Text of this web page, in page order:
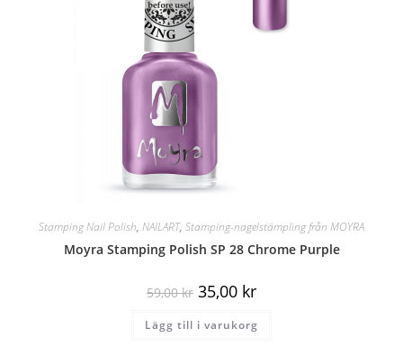
Stamping Nail Polish, NAILART, Stamping-nagelstämpling från MOYRA
Moyra Stamping Polish SP 28 Chrome Purple
59,00kr 35,00 kr
Lägg till i varukorg